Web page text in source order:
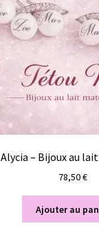
Alycia – Bijoux au
78,50€
Ajouter au